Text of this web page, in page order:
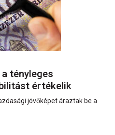
tényleges
értékelik
jövőképet áraztak be a